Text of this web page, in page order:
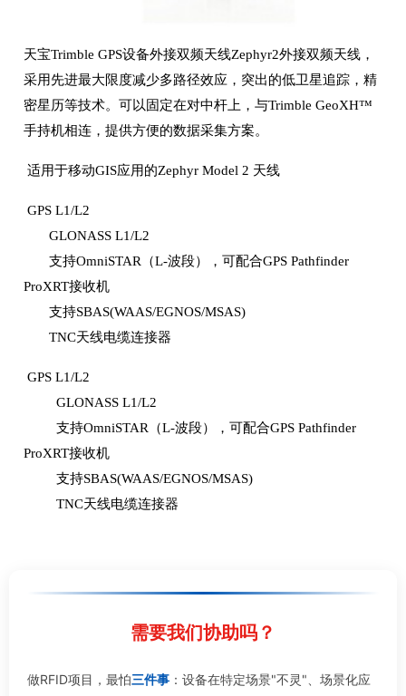
天宝Trimble GPS设备外接双频天线Zephyr2外接双频天线，
采用先进最大限度减少多路径效应，突出的低卫星追踪，精
密星历等技术。可以固定在对中杆上，与Trimble GeoXH™
手持机相连，提供方便的数据采集方案。
适用于移动GIS应用的Zephyr Model 2 天线
GPS L1/L2
GLONASS L1/L2
支持OmniSTAR（L-波段），可配合GPS Pathfinder
ProXRT接收机
支持SBAS(WAAS/EGNOS/MSAS)
TNC天线电缆连接器
GPS L1/L2
GLONASS L1/L2
支持OmniSTAR（L-波段），可配合GPS Pathfinder
ProXRT接收机
支持SBAS(WAAS/EGNOS/MSAS)
TNC天线电缆连接器
需要我们协助吗？
做RFID项目，最怕三件事 ：设备在特定场景"不灵"、场景化应